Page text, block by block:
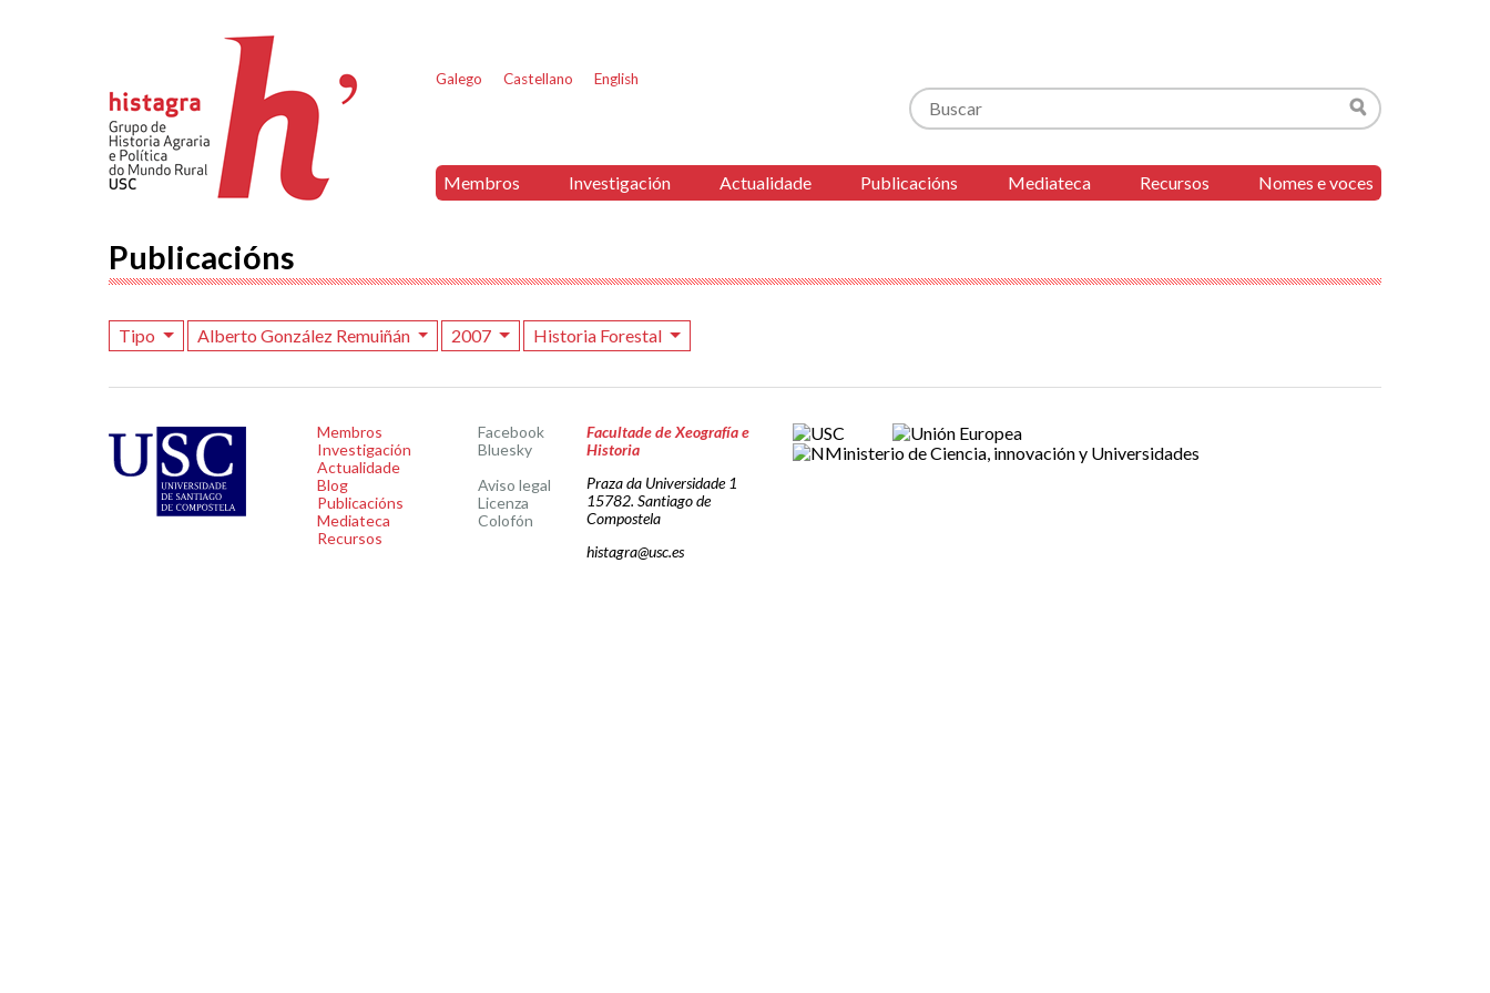
Galego Castellano English
Buscar
Buscar
Membros Investigación Actualidade Publicacións Mediateca Recursos Nomes e voces
Publicacións
Tipo Alberto González Remuiñán 2007 Historia Forestal
Membros
Investigación
Actualidade
Blog
Publicacións
Mediateca
Recursos
Facebook
Bluesky
Aviso legal
Licenza
Colofón
Facultade de Xeografía e
Historia
Praza da Universidade 1
15782. Santiago de
Compostela
histagra@usc.es